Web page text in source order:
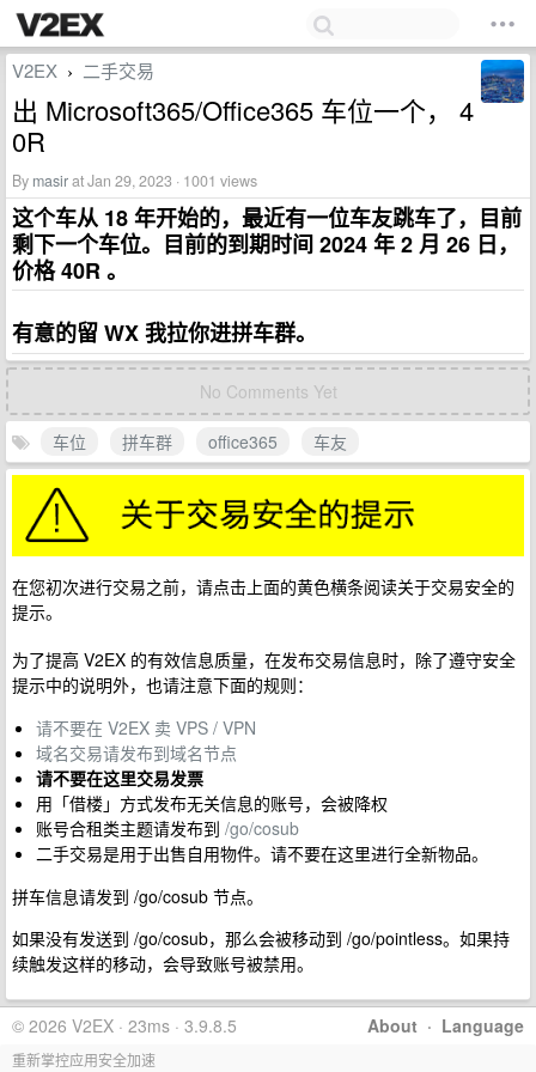
V2EX › 二手交易
出 Microsoft365/Office365 车位一个， 4
0R
By masirat Jan 29, 2023 · 1001 views
这个车从 18 年开始的，最近有一位车友跳车了，目前
剩下一个车位。目前的到期时间 2024 年 2 月 26 日，
价格 40R 。
有意的留 WX 我拉你进拼车群。
No Comments Yet
车位 拼车群 office365 车友
在您初次进行交易之前，请点击上面的黄色横条阅读关于交易安全的
提示。
为了提高 V2EX 的有效信息质量，在发布交易信息时，除了遵守安全
提示中的说明外，也请注意下面的规则：
请不要在 V2EX 卖 VPS / VPN
域名交易请发布到域名节点
请不要在这里交易发票
用「借楼」方式发布无关信息的账号，会被降权
账号合租类主题请发布到 /go/cosub
二手交易是用于出售自用物件。请不要在这里进行全新物品。
拼车信息请发到 /go/cosub 节点。
如果没有发送到 /go/cosub，那么会被移动到 /go/pointless。如果持
续触发这样的移动，会导致账号被禁用。
About · Language
© 2026 V2EX · 23ms · 3.9.8.5
重新掌控应用安全加速